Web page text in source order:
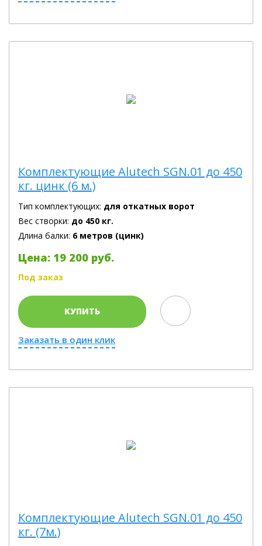
Комплектующие Alutech SGN.01 до 450
кг. цинк (6 м.)
Тип комплектующих: для откатных ворот
Вес створки: до 450 кг.
Длина балки: 6 метров (цинк)
Цена: 19 200 руб.
Под заказ
КУПИТЬ
Заказать в один клик
Комплектующие Alutech SGN.01 до 450
кг. (7м.)